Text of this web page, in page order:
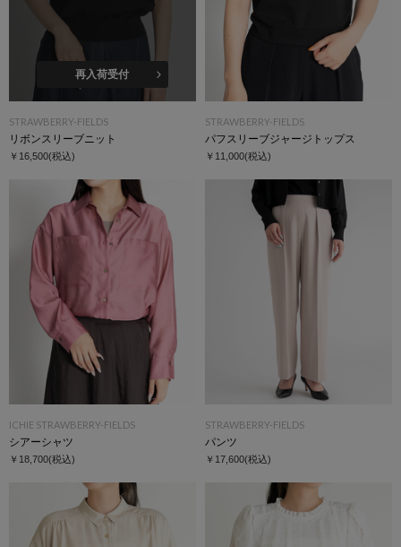
再入荷受付
STRAWBERRY-FIELDS
リボンスリーブニット
￥16,500(税込)
STRAWBERRY-FIELDS
パフスリーブジャージトップス
￥11,000(税込)
ICHIE STRAWBERRY-FIELDS
シアーシャツ
￥18,700(税込)
STRAWBERRY-FIELDS
パンツ
￥17,600(税込)